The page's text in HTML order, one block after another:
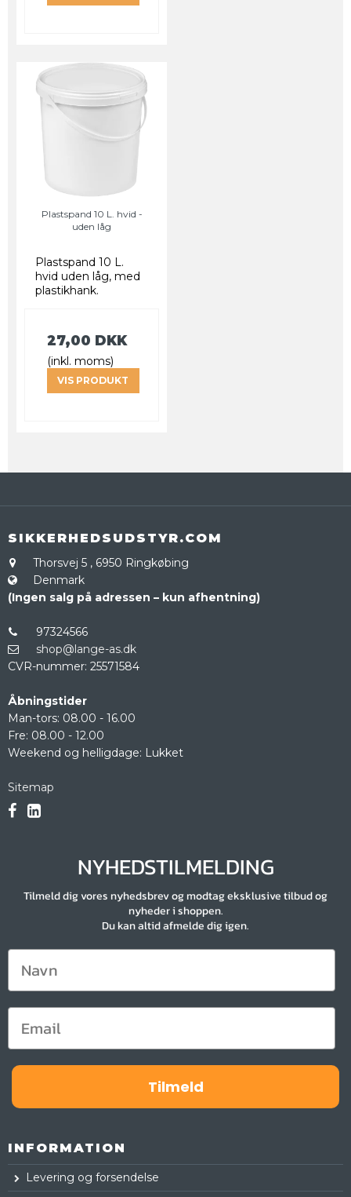
Plastspand 10 L. hvid -
uden låg
Plastspand 10 L.
hvid uden låg, med
plastikhank.
27,00 DKK
(inkl. moms)
VIS PRODUKT
SIKKERHEDSUDSTYR.COM
Thorsvej 5 , 6950 Ringkøbing
Denmark
(Ingen salg på adressen – kun afhentning)
97324566
shop@lange-as.dk
CVR-nummer: 25571584
Åbningstider
Man-tors: 08.00 - 16.00
Fre: 08.00 - 12.00
Weekend og helligdage: Lukket
Sitemap
NYHEDSTILMELDING
Tilmeld dig vores nyhedsbrev og modtag eksklusive tilbud og
nyheder i shoppen.
Du kan altid afmelde dig igen.
Tilmeld
INFORMATION
Levering og forsendelse